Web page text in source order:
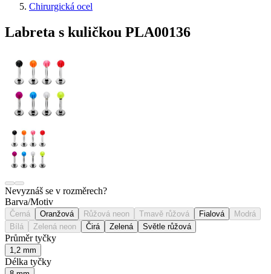
Chirurgická ocel
Labreta s kuličkou PLA00136
Nevyznáš se v rozměrech?
Barva/Motiv
Černá Oranžová Růžová neon Tmavě růžová Fialová
Modrá
Bílá
Zelená neon Čirá Zelená Světle růžová
Průměr tyčky
1,2 mm
Délka tyčky